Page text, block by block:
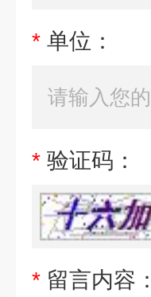
* 单位：
* 验证码：
* 留言内容：